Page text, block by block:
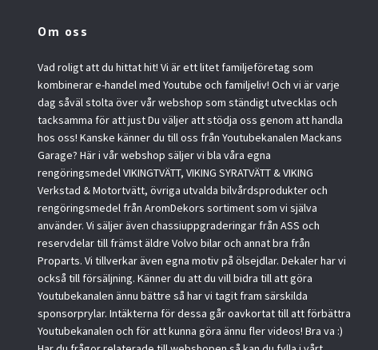
Om oss
Vad roligt att du hittat hit! Vi är ett litet familjeföretag som
kombinerar e-handel med Youtube och familjeliv! Och vi är varje
dag såväl stolta över vår webshop som ständigt utvecklas och
tacksamma för att just Du väljer att stödja oss genom att handla
hos oss! Kanske känner du till oss från Youtubekanalen Mackans
Garage? Här i vår webshop säljer vi bla våra egna
rengöringsmedel VIKINGTVÄTT, VIKING SYRATVÄTT & VIKING
Verkstad & Motortvätt, övriga utvalda bilvårdsprodukter och
rengöringsmedel från AromDekors sortiment som vi själva
använder. Vi säljer även chassiuppgraderingar från ASS och
reservdelar till främst äldre Volvo bilar och annat bra från
Proparts. Vi tillverkar även egna motiv på ölsejdlar. Dekaler har vi
också till försäljning. Känner du att du vill bidra till att göra
Youtubekanalen ännu bättre så har vi tagit fram särskilda
sponsorprylar. Intäkterna för dessa går oavkortat till att förbättra
Youtubekanalen och för att kunna göra ännu fler videos! Bra va :)